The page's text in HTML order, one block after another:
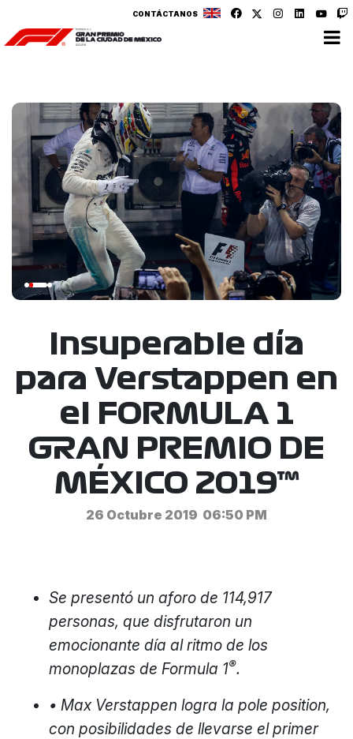
CONTÁCTANOS
Insuperable día
para Verstappen en
el FORMULA 1
GRAN PREMIO DE
MÉXICO 2019™
26 Octubre 2019 06:50 PM
Se presentó un aforo de 114,917
personas, que disfrutaron un
emocionante día al ritmo de los
monoplazas de Formula 1®.
• Max Verstappen logra la pole position,
con posibilidades de llevarse el primer